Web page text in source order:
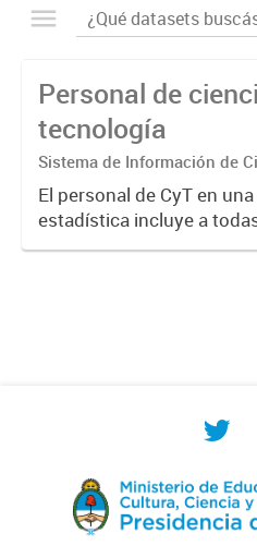
Personal de
tecnología
Sistema de Información de
Tecnología Argentino
El personal de CyT en
estadística incluye a
personas involucradas